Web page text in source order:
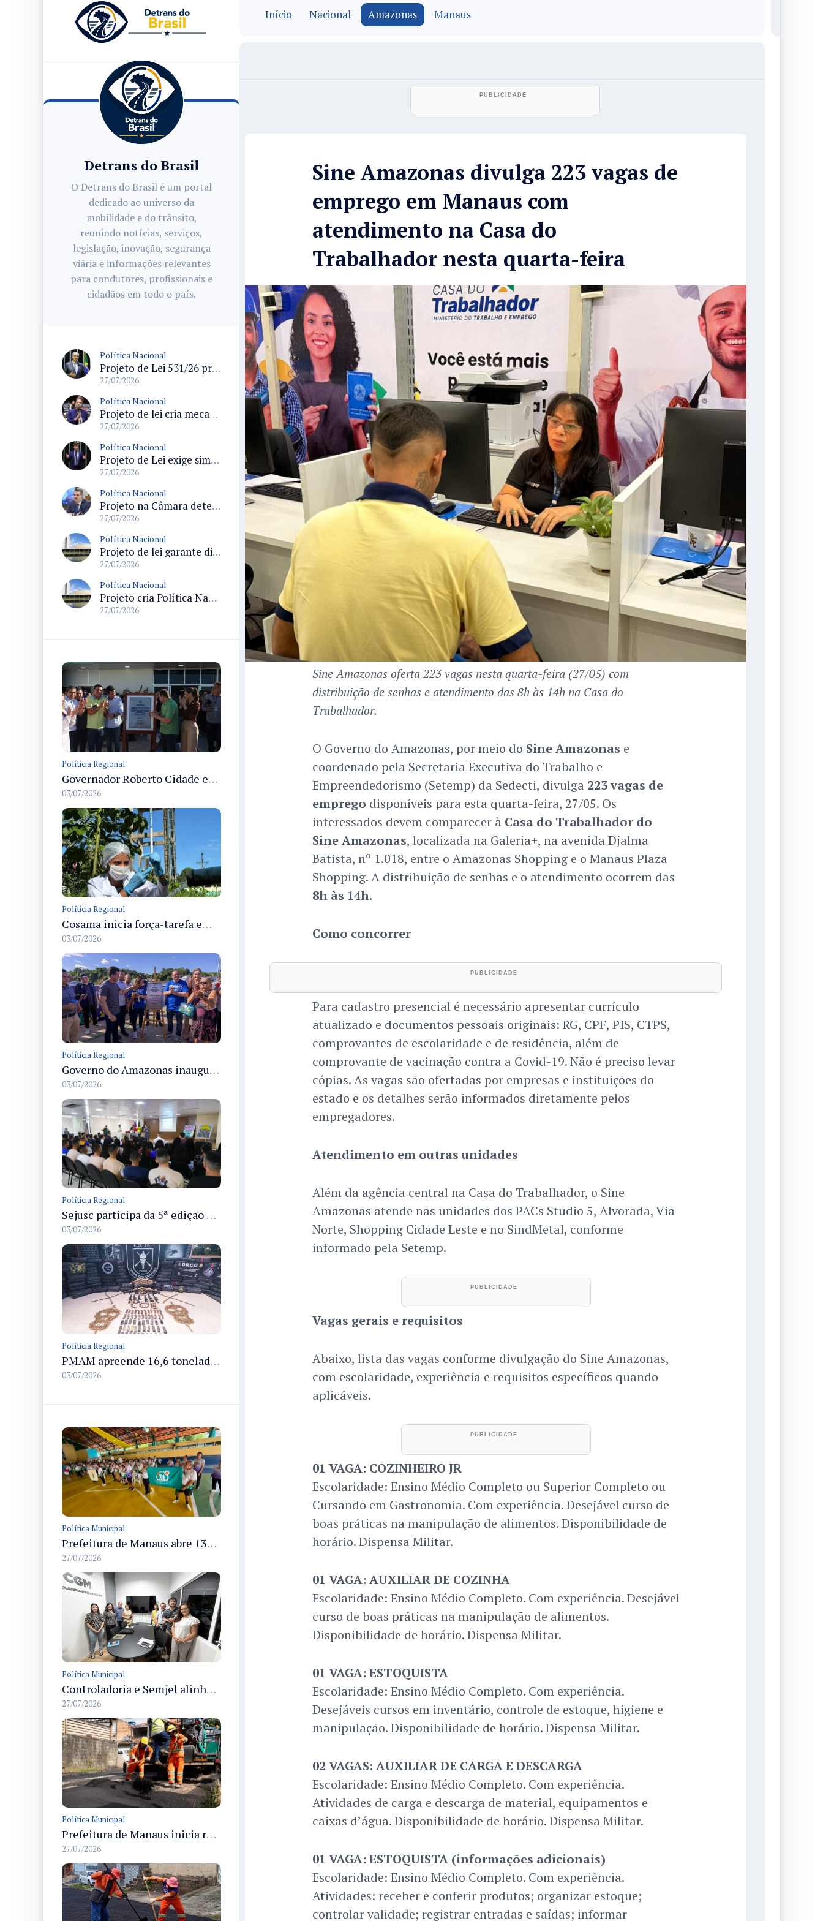
Detrans do Brasil
O Detrans do Brasil é um portal
dedicado ao universo da
mobilidade e do trânsito,
reunindo notícias, serviços,
legislação, inovação, segurança
viária e informações relevantes
para condutores, profissionais e
cidadãos em todo o país.
Política Nacional
Projeto de Lei 531/26 propõe política nacional para combater solidão social entre idosos
27/07/2026
Política Nacional
Projeto de lei cria mecanismos de proteção a vítimas de crimes raciais e prevê atendimento especializado
27/07/2026
Política Nacional
Projeto de Lei exige simuladores de primeiros socorros que reproduzam anatomia masculina e feminina na administração federal
27/07/2026
Política Nacional
Projeto na Câmara determina pensão provisoria paga pelo agressor a mulheres vítimas de violência doméstica
27/07/2026
Política Nacional
Projeto de lei garante direito ao parto normal com analgesia peridural e prevê capacitação e divulgação de direitos
27/07/2026
Política Nacional
Projeto cria Política Nacional de Atenção Integral à Pessoa com Vitiligo e garante tratamento pelo SUS
27/07/2026
Políticia Regional
Governador Roberto Cidade entrega readequação do ambulatório da FCecon e amplia capacidade de atendimento oncológico em Manaus
03/07/2026
Políticia Regional
Cosama inicia força-tarefa em Anamã para fortalecer abastecimento de água e segurança hídrica da população
03/07/2026
Políticia Regional
Governo do Amazonas inaugura primeiro Castramóvel Fluvial para atendimento veterinário às comunidades ribeirinhas e castração gratuita
03/07/2026
Políticia Regional
Sejusc participa da 5ª edição do Caminhos Literários com foco na cultura hip-hop nas unidades socioeducativas
03/07/2026
Políticia Regional
PMAM apreende 16,6 toneladas de entorpecentes e registra aumento nas prisões em flagrante e nas capturas de foragidos no primeiro semestre de 2026
03/07/2026
Política Municipal
Prefeitura de Manaus abre 13ª edição dos Jogos Internos do Parque Municipal do Idoso com 166 atletas em disputas até 31/7
27/07/2026
Política Municipal
Controladoria e Semjel alinham procedimentos para prestação de contas de emendas parlamentares a OSCs em Manaus
27/07/2026
Política Municipal
Prefeitura de Manaus inicia recapeamento em cerca de 30 ruas no parque Rio Solimões
27/07/2026
Início Nacional Amazonas Manaus
Sine Amazonas divulga 223 vagas de
emprego em Manaus com
atendimento na Casa do
Trabalhador nesta quarta-feira
Sine Amazonas oferta 223 vagas nesta quarta-feira (27/05) com
distribuição de senhas e atendimento das 8h às 14h na Casa do
Trabalhador.
O Governo do Amazonas, por meio do Sine Amazonas e
coordenado pela Secretaria Executiva do Trabalho e
Empreendedorismo (Setemp) da Sedecti, divulga 223 vagas de
emprego disponíveis para esta quarta-feira, 27/05. Os
interessados devem comparecer à Casa do Trabalhador do
Sine Amazonas, localizada na Galeria+, na avenida Djalma
Batista, nº 1.018, entre o Amazonas Shopping e o Manaus Plaza
Shopping. A distribuição de senhas e o atendimento ocorrem das
8h às 14h.
Como concorrer
Para cadastro presencial é necessário apresentar currículo
atualizado e documentos pessoais originais: RG, CPF, PIS, CTPS,
comprovantes de escolaridade e de residência, além de
comprovante de vacinação contra a Covid-19. Não é preciso levar
cópias. As vagas são ofertadas por empresas e instituições do
estado e os detalhes serão informados diretamente pelos
empregadores.
Atendimento em outras unidades
Além da agência central na Casa do Trabalhador, o Sine
Amazonas atende nas unidades dos PACs Studio 5, Alvorada, Via
Norte, Shopping Cidade Leste e no SindMetal, conforme
informado pela Setemp.
Vagas gerais e requisitos
Abaixo, lista das vagas conforme divulgação do Sine Amazonas,
com escolaridade, experiência e requisitos específicos quando
aplicáveis.
01 VAGA: COZINHEIRO JR
Escolaridade: Ensino Médio Completo ou Superior Completo ou
Cursando em Gastronomia. Com experiência. Desejável curso de
boas práticas na manipulação de alimentos. Disponibilidade de
horário. Dispensa Militar.
01 VAGA: AUXILIAR DE COZINHA
Escolaridade: Ensino Médio Completo. Com experiência. Desejável
curso de boas práticas na manipulação de alimentos.
Disponibilidade de horário. Dispensa Militar.
01 VAGA: ESTOQUISTA
Escolaridade: Ensino Médio Completo. Com experiência.
Desejáveis cursos em inventário, controle de estoque, higiene e
manipulação. Disponibilidade de horário. Dispensa Militar.
02 VAGAS: AUXILIAR DE CARGA E DESCARGA
Escolaridade: Ensino Médio Completo. Com experiência.
Atividades de carga e descarga de material, equipamentos e
caixas d’água. Disponibilidade de horário. Dispensa Militar.
01 VAGA: ESTOQUISTA (informações adicionais)
Escolaridade: Ensino Médio Completo. Com experiência.
Atividades: receber e conferir produtos; organizar estoque;
controlar validade; registrar entradas e saídas; informar